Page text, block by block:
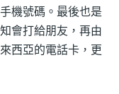
機號碼。最後也是
會打給朋友，再由
西亞的電話卡，更